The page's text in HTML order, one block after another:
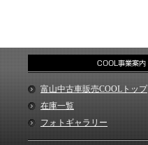
富山中古車販売COOLトップ
在庫一覧
フォトギャラリー